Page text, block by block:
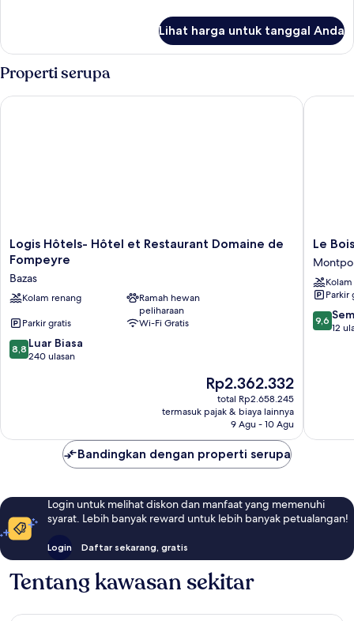
Hébergement
4
chambres
cuisine
Lihat harga untuk tanggal Anda
Properti serupa
Logis
Hôtels-
et
Restaurant
de
Fompeyre
Bazas
Logis Hôtels- Hôtel et Restaurant Domaine de
Fompeyre
Bazas
Kolam renang
Ramah hewan
peliharaan
Parkir gratis
Wi-Fi Gratis
8.8
dari
8,8 Luar Biasa
240 ulasan
Harga
sekarang
Rp2.362.332
Rp2.362.332
total Rp2.658.245
termasuk pajak & biaya lainnya
9 Agu - 10 Agu
Logis Hôtels- Hôtel et Restaurant Domaine de Fompeyre
Le
Bois
de
Le
Parkir
9.6
dari
9,6
12
Le Bois
Bandingkan dengan properti serupa
Login untuk melihat diskon dan manfaat yang memenuhi
syarat. Lebih banyak reward untuk lebih banyak petualangan!
Login Daftar sekarang, gratis
Tentang kawasan sekitar